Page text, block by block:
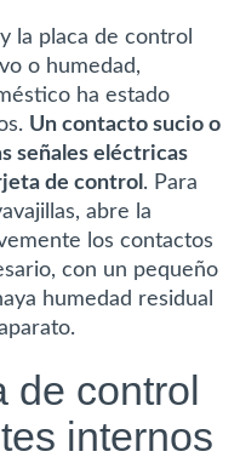
la placa de control
o humedad,
ha estado
Un contacto sucio o
señales eléctricas
de control . Para
abre la
los contactos
con un pequeño
humedad residual
de control
internos